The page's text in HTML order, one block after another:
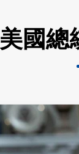
美國總